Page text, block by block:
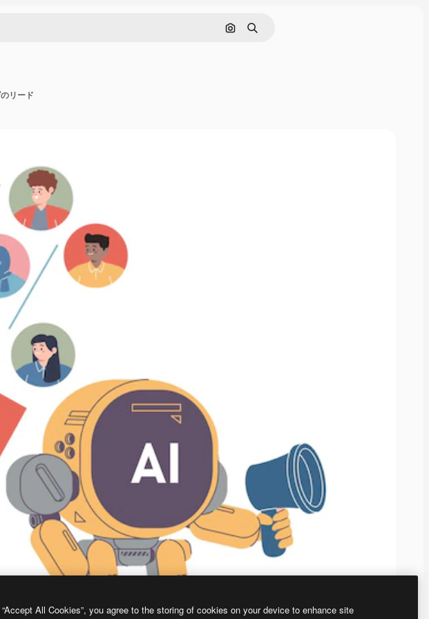
画像で検索
検索
リード
All Cookies”, you agree to the storing of cookies on your device to enhance site